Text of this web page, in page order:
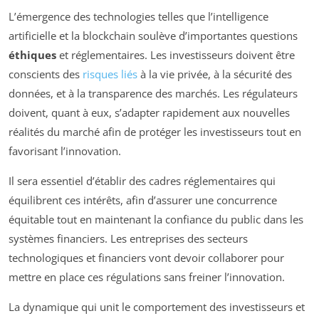
L’émergence des technologies telles que l’intelligence
artificielle et la blockchain soulève d’importantes questions
éthiques et réglementaires. Les investisseurs doivent être
conscients des risques liés à la vie privée, à la sécurité des
données, et à la transparence des marchés. Les régulateurs
doivent, quant à eux, s’adapter rapidement aux nouvelles
réalités du marché afin de protéger les investisseurs tout en
favorisant l’innovation.
Il sera essentiel d’établir des cadres réglementaires qui
équilibrent ces intérêts, afin d’assurer une concurrence
équitable tout en maintenant la confiance du public dans les
systèmes financiers. Les entreprises des secteurs
technologiques et financiers vont devoir collaborer pour
mettre en place ces régulations sans freiner l’innovation.
La dynamique qui unit le comportement des investisseurs et